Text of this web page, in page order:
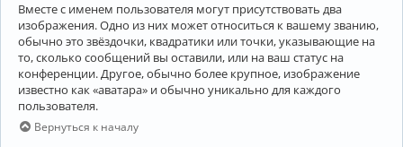
Вместе с именем пользователя могут присутствовать два
изображения. Одно из них может относиться к вашему званию,
обычно это звёздочки, квадратики или точки, указывающие на
то, сколько сообщений вы оставили, или на ваш статус на
конференции. Другое, обычно более крупное, изображение
известно как «аватара» и обычно уникально для каждого
пользователя.
Вернуться к началу